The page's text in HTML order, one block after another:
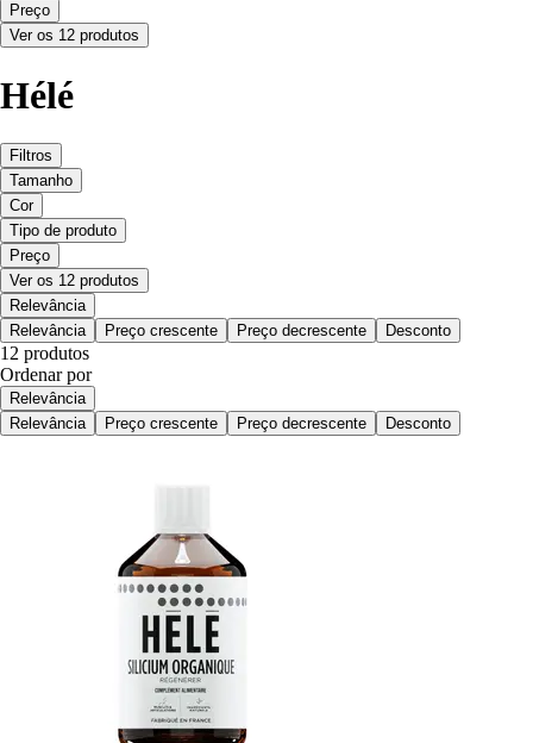
Preço
Ver os 12 produtos
Hélé
Filtros
Tamanho
Cor
Tipo de produto
Preço
Ver os 12 produtos
Relevância
Relevância
Preço crescente Preço decrescente Desconto
12 produtos
Ordenar por
Relevância
Relevância
Preço crescente Preço decrescente Desconto